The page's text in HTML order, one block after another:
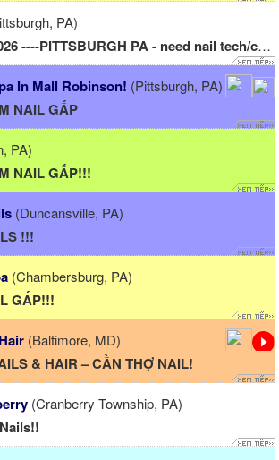
PA)
(NEW) JULY 10 2026 ----PITTSBURGH PA - need nail tech/cần...
In Mall Robinson! (Pittsburgh, PA)
NAIL GẤP
PA)
NAIL GẤP!!!
(Duncansville, PA)
!!!
(Chambersburg, PA)
GẤP!!!
(Baltimore, MD)
& HAIR – CẦN THỢ NAIL!
(Cranberry Township, PA)